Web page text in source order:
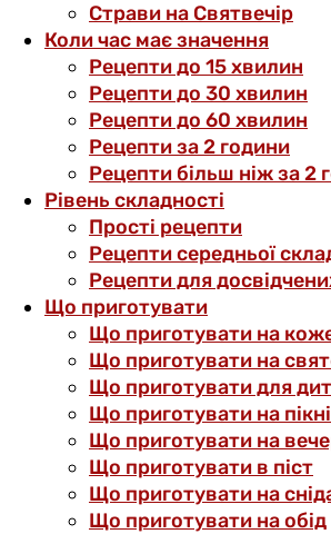
Страви на Святвечір
Коли час має значення
Рецепти до 15 хвилин
Рецепти до 30 хвилин
Рецепти до 60 хвилин
Рецепти за 2 години
Рецепти більш ніж за 2
Рівень складності
Прості рецепти
Рецепти середньої
Рецепти для
Що приготувати
Що приготувати на
Що приготувати на
Що приготувати для
Що приготувати на
Що приготувати на
Що приготувати в піст
Що приготувати на
Що приготувати на обід